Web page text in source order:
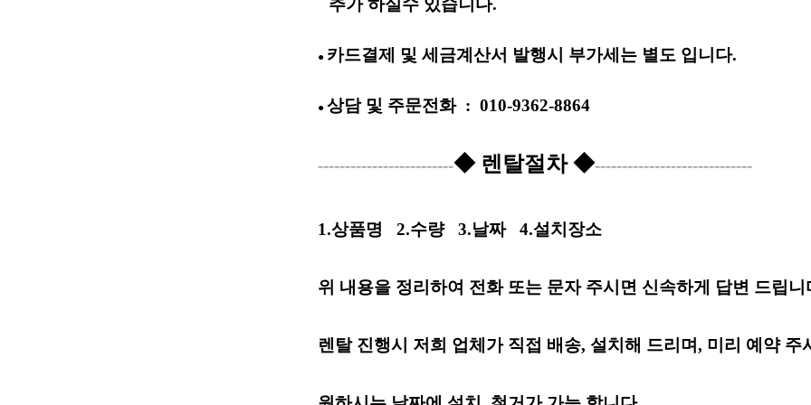
추가 하실수 있습니다.
● 카드결제 및 세금계산서 발행시 부가세는 별도 입니다.
● 상담 및 주문전화 : 010-9362-8864
-------------------------◆ 렌탈절차 ◆-----------------------------
1.상품명 2.수량 3.날짜 4.설치장소
위 내용을 정리하여 전화 또는 문자 주시면 신속하게 답변 드립니
렌탈 진행시 저희 업체가 직접 배송, 설치해 드리며, 미리 예약 주